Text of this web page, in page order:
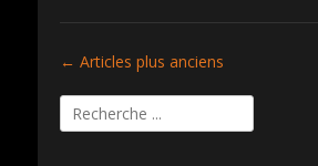
Navigation
articles
← Articles plus anciens
Rechercher :